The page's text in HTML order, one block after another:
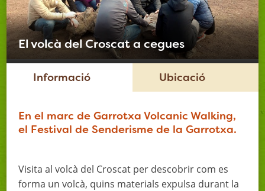
El volcà del Croscat a cegues
Informació Ubicació
En el marc de Garrotxa Volcanic Walking,
el Festival de Senderisme de la Garrotxa.
Visita al volcà del Croscat per descobrir com es
forma un volcà, quins materials expulsa durant la